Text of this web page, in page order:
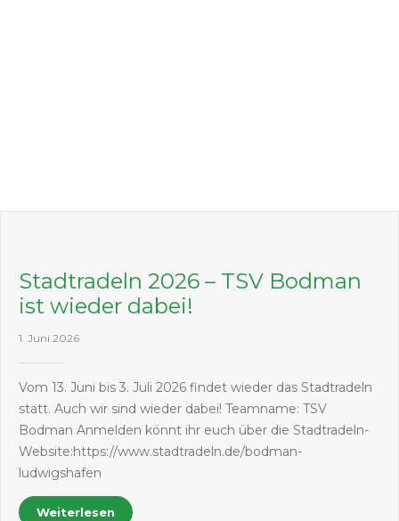
Stadtradeln 2026 – TSV Bodman
ist wieder dabei!
1. Juni 2026
Vom 13. Juni bis 3. Juli 2026 findet wieder das Stadtradeln
statt. Auch wir sind wieder dabei! Teamname: TSV
Bodman Anmelden könnt ihr euch über die Stadtradeln-
Website:https://www.stadtradeln.de/bodman-
ludwigshafen
Weiterlesen